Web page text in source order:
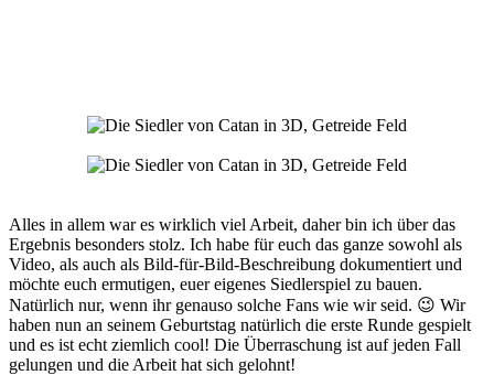
Alles in allem war es wirklich viel Arbeit, daher bin ich über das
Ergebnis besonders stolz. Ich habe für euch das ganze sowohl als
Video, als auch als Bild-für-Bild-Beschreibung dokumentiert und
möchte euch ermutigen, euer eigenes Siedlerspiel zu bauen.
Natürlich nur, wenn ihr genauso solche Fans wie wir seid. 😉 Wir
haben nun an seinem Geburtstag natürlich die erste Runde gespielt
und es ist echt ziemlich cool! Die Überraschung ist auf jeden Fall
gelungen und die Arbeit hat sich gelohnt!